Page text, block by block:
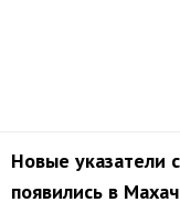
Новые указатели
появились в